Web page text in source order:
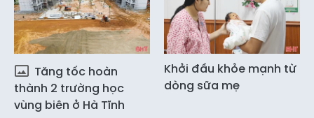
Tăng tốc hoàn
thành 2 trường học
vùng biên ở Hà Tĩnh
Khởi đầu khỏe mạnh từ
dòng sữa mẹ